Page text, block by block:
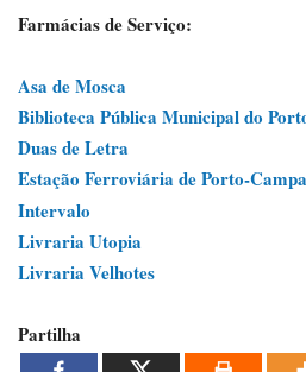
Farmácias de Serviço:
Asa de Mosca
Biblioteca Pública Municipal do
Duas de Letra
Estação Ferroviária de Porto-
Intervalo
Livraria Utopia
Livraria Velhotes
Partilha